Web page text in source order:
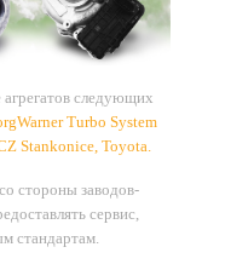
агрегатов следующих
Turbo System
Stankonice, Toyota
стороны заводов-
сервис,
стандартам.